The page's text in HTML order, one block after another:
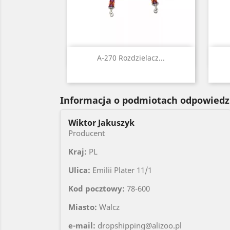
A-270 Rozdzielacz...
Szybki podgląd
Informacja o podmiotach
Wiktor Jakuszyk
Producent
Kraj: PL
Ulica: Emilii Plater 11/1
Kod pocztowy: 78-600
Miasto: Walcz
e-mail: dropshipping@alizoo.pl